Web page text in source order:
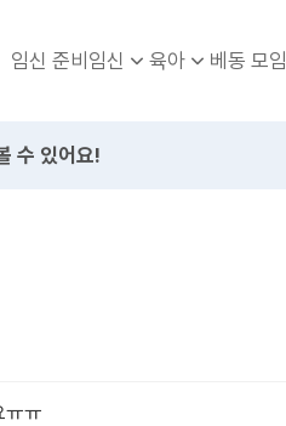
임신 준비임신 육아 베동 모임
수 있어요!
ㅠㅠ